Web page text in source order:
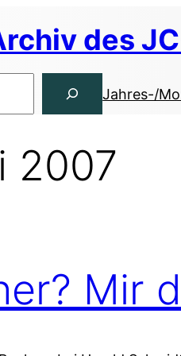
des
Jahres-/
2007
Mir